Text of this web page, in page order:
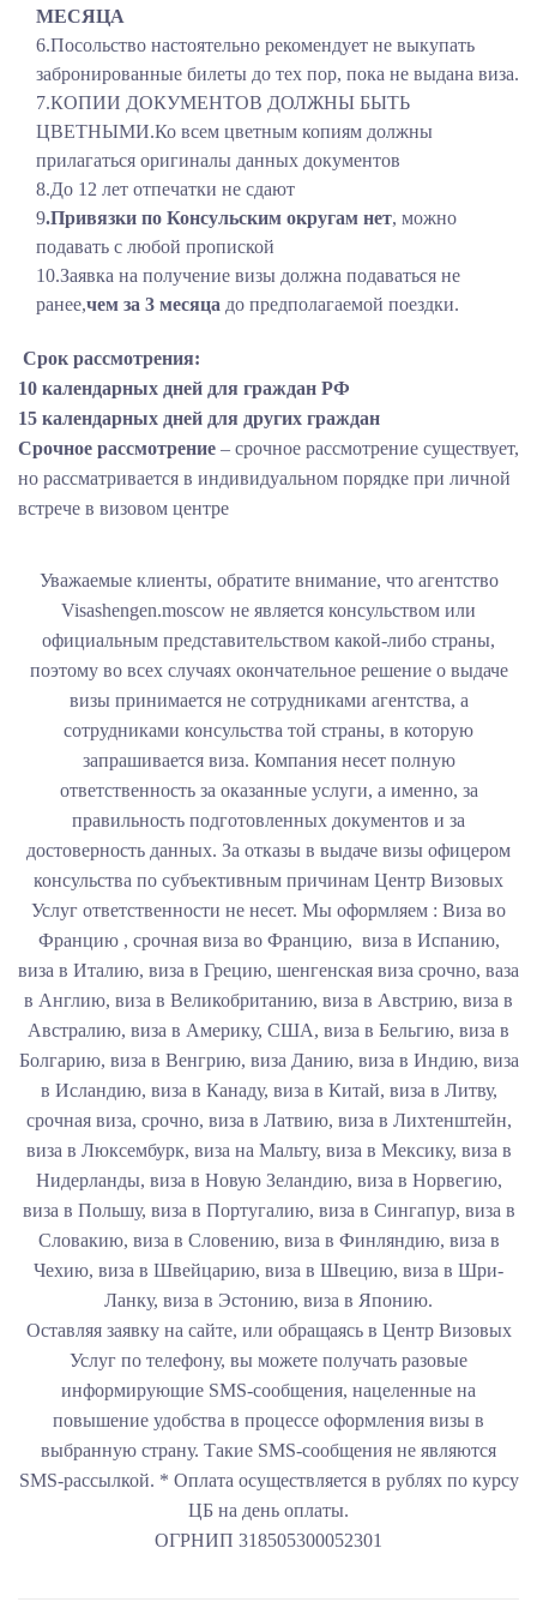
МЕСЯЦА
6.Посольство настоятельно рекомендует не выкупать
забронированные билеты до тех пор, пока не выдана виза.
7.КОПИИ ДОКУМЕНТОВ ДОЛЖНЫ БЫТЬ
ЦВЕТНЫМИ.Ко всем цветным копиям должны
прилагаться оригиналы данных документов
8.До 12 лет отпечатки не сдают
9.Привязки по Консульским округам нет, можно
подавать с любой пропиской
10.Заявка на получение визы должна подаваться не
ранее,чем за 3 месяца до предполагаемой поездки.
Срок рассмотрения:
10 календарных дней для граждан РФ
15 календарных дней для других граждан
Срочное рассмотрение – срочное рассмотрение существует,
но рассматривается в индивидуальном порядке при личной
встрече в визовом центре
Уважаемые клиенты, обратите внимание, что агентство
Visashengen.moscow не является консульством или
официальным представительством какой-либо страны,
поэтому во всех случаях окончательное решение о выдаче
визы принимается не сотрудниками агентства, а
сотрудниками консульства той страны, в которую
запрашивается виза. Компания несет полную
ответственность за оказанные услуги, а именно, за
правильность подготовленных документов и за
достоверность данных. За отказы в выдаче визы офицером
консульства по субъективным причинам Центр Визовых
Услуг ответственности не несет. Мы оформляем : Виза во
Францию , срочная виза во Францию, виза в Испанию,
виза в Италию, виза в Грецию, шенгенская виза срочно, ваза
в Англию, виза в Великобританию, виза в Австрию, виза в
Австралию, виза в Америку, США, виза в Бельгию, виза в
Болгарию, виза в Венгрию, виза Данию, виза в Индию, виза
в Исландию, виза в Канаду, виза в Китай, виза в Литву,
срочная виза, срочно, виза в Латвию, виза в Лихтенштейн,
виза в Люксембурк, виза на Мальту, виза в Мексику, виза в
Нидерланды, виза в Новую Зеландию, виза в Норвегию,
виза в Польшу, виза в Португалию, виза в Сингапур, виза в
Словакию, виза в Словению, виза в Финляндию, виза в
Чехию, виза в Швейцарию, виза в Швецию, виза в Шри-
Ланку, виза в Эстонию, виза в Японию.
Оставляя заявку на сайте, или обращаясь в Центр Визовых
Услуг по телефону, вы можете получать разовые
информирующие SMS-сообщения, нацеленные на
повышение удобства в процессе оформления визы в
выбранную страну. Такие SMS-сообщения не являются
SMS-рассылкой. * Оплата осуществляется в рублях по курсу
ЦБ на день оплаты.
ОГРНИП 318505300052301